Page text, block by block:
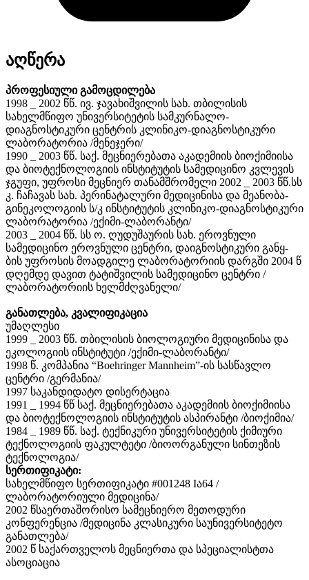
აღწერა
პროფესიული გამოცდილება
1998 _ 2002 წწ. ივ. ჯავახიშვილის სახ. თბილისის
სახელმწიფო უნივერსიტეტის სამკურნალო-
დიაგნოსტიკური ცენტრის კლინიკო-დიაგნოსტიკური
ლაბორატორია /მენეჯერი/
1990 _ 2003 წწ. საქ. მეცნიერებათა აკადემიის ბიოქიმიისა
და ბიოტექნოლოგიის ინსტიტუტის სამედიცინო კვლევის
ჯგუფი, უფროსი მეცნიერ თანამშრომელი 2002 _ 2003 წწ.სს
კ. ჩაჩავას სახ. პერინატალური მედიცინისა და მეანობა-
გინეკოლოგიის ს/კ ინსტიტუტის კლინიკო-დიაგნოსტიკური
ლაბორატორია /ექიმი-ლაბორანტი/
2003 _ 2004 წწ. სს ო. ღუდუშაურის სახ. ეროვნული
სამედიცინო ეროვნული ცენტრი, დაიგნოსტიკური განყ-
ბის უფროსის მოადგილე ლაბორატორიის დარგში 2004 წ
დღემდე დავით ტატიშვილის სამედიცინო ცენტრი /
ლაბორატორიის ხელმძღვანელი/
განათლება, კვალიფიკაცია
უმაღლესი
1999 _ 2003 წწ. თბილისის ბიოლოგიური მედიცინისა და
ეკოლოგიის ინსტიტუტი /ექიმი-ლაბორანტი/
1998 წ. კომპანია “Boehringer Mannheim”-ის სასწავლო
ცენტრი /გერმანია/
1997 საკანდიდატო დისერტაცია
1991 _ 1994 წწ საქ. მეცნიერებათა აკადემიის ბიოქიმიისა
და ბიოტექნოლოგიის ინსტიტუტის ასპირანტი /ბიოქიმია/
1984 _ 1989 წწ. საქ. ტექნიკური უნივერსიტეტის ქიმიური
ტექნოლოგიის ფაკულტეტი /ბიოორგანული სინთეზის
ტექნოლოგია/
სერთიფიკატი:
სახელმწიფო სერთიფიკატი #001248 Iა64 /
ლაბორატორიული მედიცინა/
2002 წსაერთაშორისო სამეცნიერო მეთოდური
კონფერენცია /მედიცინა კლასიკური საუნივერსიტეტო
განათლება/
2002 წ საქართველოს მეცნიერთა და სპეციალისტთა
ასოციაცია